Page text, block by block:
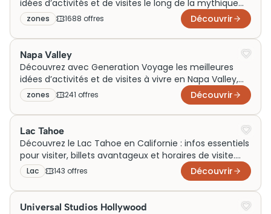
idées d’activités et de visites le long de la mythique
Pacific Coast Highway. Que vous voyagiez en famille,
en couple ou pour un week-end, explorez des sorties
incontournables autour des plus beaux paysages
côtiers des États-Unis et vivez une évasion unique
entre océan, falaises et petites villes iconiques.
zones 1688 offres Découvrir
Napa Valley
Découvrez avec Generation Voyage les meilleures
idées d’activités et de visites à vivre en Napa Valley,
que ce soit en famille, en couple ou lors d’un week-
end au cœur des célèbres vignobles californiens.
Entre sorties gourmandes, découvertes culturelles et
expériences uniques autour du vin, donnez à votre
voyage en Napa Valley une dimension inoubliable.
zones 241 offres Découvrir
Lac Tahoe
Découvrez le Lac Tahoe en Californie : infos essentiels
pour visiter, billets avantageux et horaires de visite.
Profitez d'un séjour inoubliable !
Lac 143 offres Découvrir
Universal Studios Hollywood